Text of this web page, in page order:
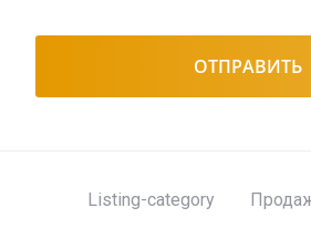
ОТПРАВИТЬ
Listing-category